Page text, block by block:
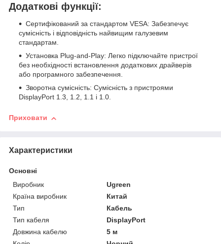
Додаткові функції:
Сертифікований за стандартом VESA: Забезпечує
сумісність і відповідність найвищим галузевим
стандартам.
Установка Plug-and-Play: Легко підключайте пристрої
без необхідності встановлення додаткових драйверів
або програмного забезпечення.
Зворотна сумісність: Сумісність з пристроями
DisplayPort 1.3, 1.2, 1.1 і 1.0.
Приховати
Характеристики
Основні
Виробник
Ugreen
Країна виробник
Китай
Тип
Кабель
Тип кабеля
DisplayPort
Довжина кабелю
5 м